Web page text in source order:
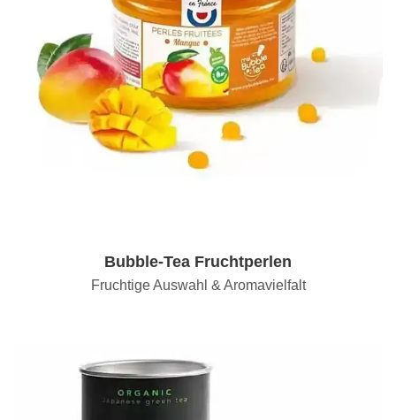
Bubble-Tea Fruchtperlen
Fruchtige Auswahl & Aromavielfalt